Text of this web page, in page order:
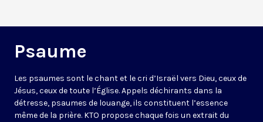
Psaume
Les psaumes sont le chant et le cri d’Israël vers Dieu, ceux de
Jésus, ceux de toute l’Église. Appels déchirants dans la
détresse, psaumes de louange, ils constituent l’essence
même de la prière. KTO propose chaque fois un extrait du